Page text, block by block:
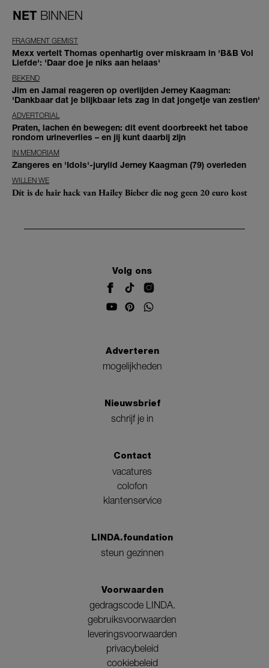
NET BINNEN
FRAGMENT GEMIST
Mexx vertelt Thomas openhartig over miskraam in 'B&B Vol
Liefde': 'Daar doe je niks aan helaas'
BEKEND
Jim en Jamai reageren op overlijden Jerney Kaagman:
'Dankbaar dat je blijkbaar iets zag in dat jongetje van zestien'
ADVERTORIAL
Praten, lachen én bewegen: dit event doorbreekt het taboe
rondom urineverlies – en jij kunt daarbij zijn
IN MEMORIAM
Zangeres en 'Idols'-jurylid Jerney Kaagman (79) overleden
WILLEN WE
Dít is de hair hack van Hailey Bieber die nog geen 20 euro kost
Volg ons
Adverteren
mogelijkheden
Nieuwsbrief
schrijf je in
Contact
vacatures
colofon
klantenservice
LINDA.foundation
steun gezinnen
Voorwaarden
gedragscode LINDA.
gebruiksvoorwaarden
leveringsvoorwaarden
privacybeleid
cookiebeleid